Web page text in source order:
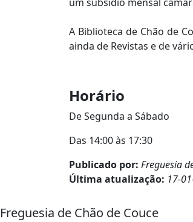
A Biblioteca de Chão de
ainda de Revistas e de
Horário
De Segunda a Sábado
Das 14:00 às 17:30
Publicado por: Freguesia
Última atualização: 17-
Freguesia de Chão de Couce